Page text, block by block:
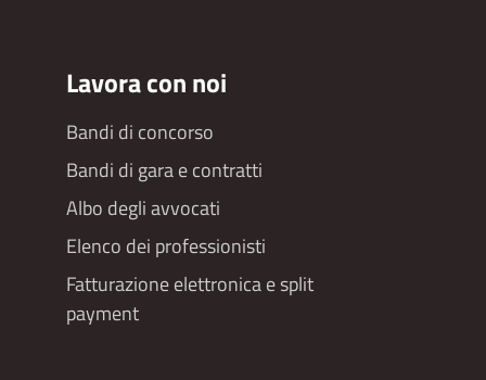
Lavora con noi
Bandi di concorso
Bandi di gara e contratti
Albo degli avvocati
Elenco dei professionisti
Fatturazione elettronica e split
payment